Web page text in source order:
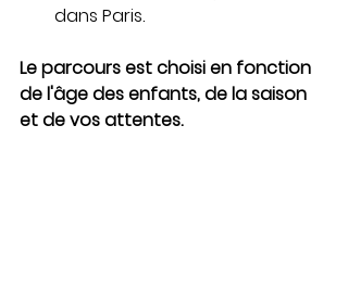
dans Paris.
Le parcours est choisi en fonction
de l'âge des enfants, de la saison
et de vos attentes.